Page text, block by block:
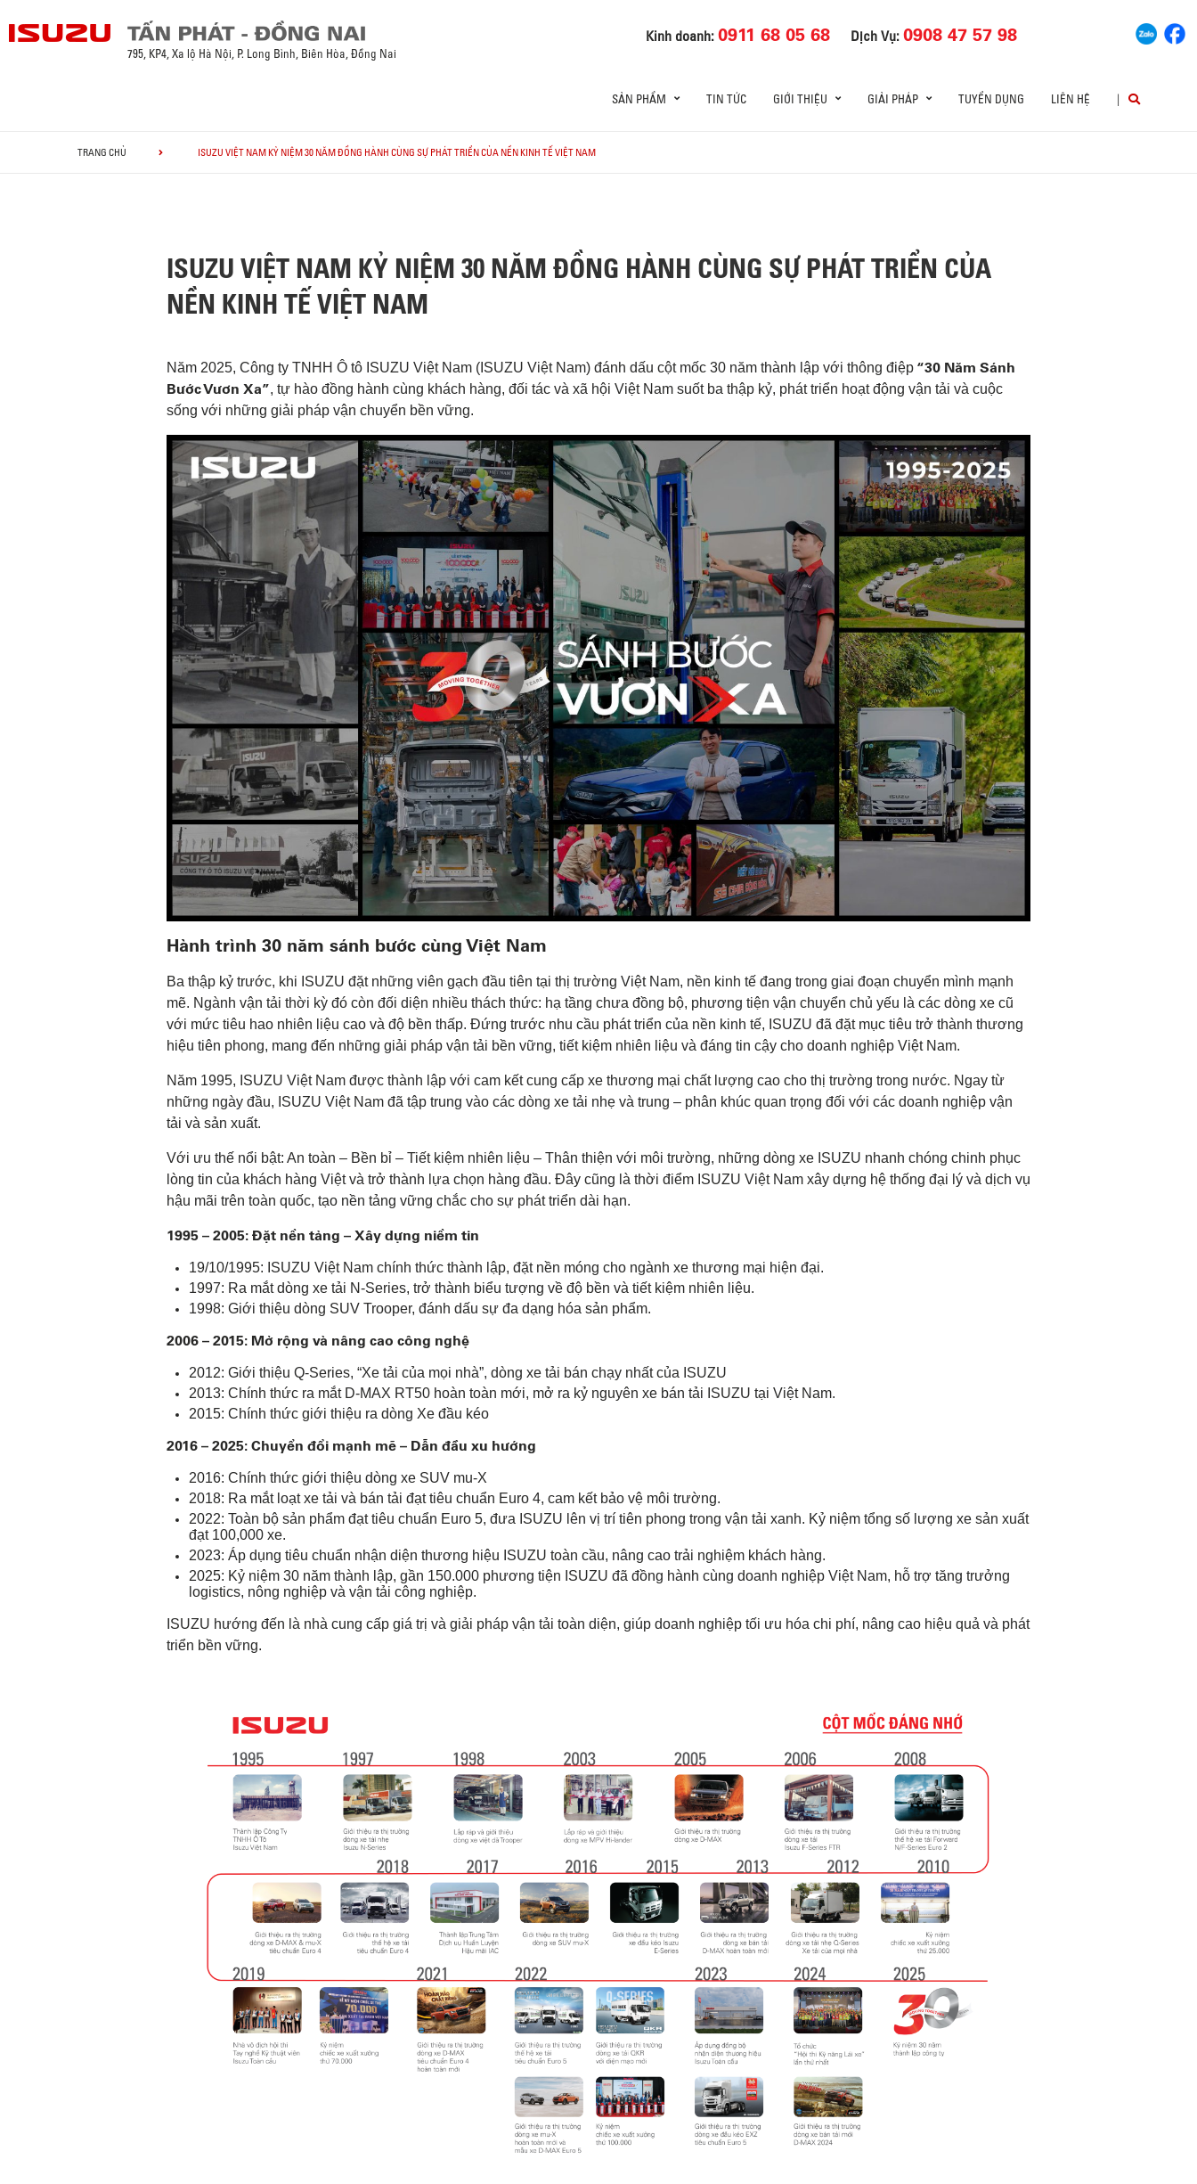
Kinh doanh:0911 68 05 68 Dịch Vụ:0908 47 57 98
795, KP4, Xa lộ Hà Nội, P. Long Bình, Biên Hòa, Đồng Nai
SẢN PHẨM TIN TỨC GIỚI THIỆU GIẢI PHÁP TUYỂN DỤNG LIÊN HỆ |
TRANG CHỦ ISUZU VIỆT NAM KỶ NIỆM 30 NĂM ĐỒNG HÀNH CÙNG SỰ PHÁT TRIỂN CỦA NỀN KINH TẾ VIỆT NAM
ISUZU VIỆT NAM KỶ NIỆM 30 NĂM ĐỒNG HÀNH CÙNG SỰ PHÁT TRIỂN CỦA
NỀN KINH TẾ VIỆT NAM
Năm 2025, Công ty TNHH Ô tô ISUZU Việt Nam ( ISUZU Việt Nam) đánh dấu cột mốc 30 năm thành lập với thông điệp “30 Năm Sánh
BướcVươn Xa”, tự hào đồng hành cùng khách hàng, đối tác và xã hội Việt Nam suốt ba thập kỷ, phát triển hoạt động vận tải và cuộc
sống với những giải pháp vận chuyển bền vững.
Hành trình 30 năm sánh bước cùng Việt Nam
Ba thập kỷ trước, khi ISUZU đặt những viên gạch đầu tiên tại thị trường Việt Nam, nền kinh tế đang trong giai đoạn chuyển mình mạnh
mẽ. Ngành vận tải thời kỳ đó còn đối diện nhiều thách thức: hạ tầng chưa đồng bộ, phương tiện vận chuyển chủ yếu là các dòng xe cũ
với mức tiêu hao nhiên liệu cao và độ bền thấp. Đứng trước nhu cầu phát triển của nền kinh tế, ISUZU đã đặt mục tiêu trở thành thương
hiệu tiên phong, mang đến những giải pháp vận tải bền vững, tiết kiệm nhiên liệu và đáng tin cậy cho doanh nghiệp Việt Nam.
Năm 1995, ISUZU Việt Nam được thành lập với cam kết cung cấp xe thương mại chất lượng cao cho thị trường trong nước. Ngay từ
những ngày đầu, ISUZU Việt Nam đã tập trung vào các dòng xe tải nhẹ và trung – phân khúc quan trọng đối với các doanh nghiệp vận
tải và sản xuất.
Với ưu thế nổi bật: An toàn – Bền bỉ – Tiết kiệm nhiên liệu – Thân thiện với môi trường, những dòng xe ISUZU nhanh chóng chinh phục
lòng tin của khách hàng Việt và trở thành lựa chọn hàng đầu. Đây cũng là thời điểm ISUZU Việt Nam xây dựng hệ thống đại lý và dịch vụ
hậu mãi trên toàn quốc, tạo nền tảng vững chắc cho sự phát triển dài hạn.
1995 – 2005: Đặt nền tảng – Xây dựng niềm tin
19/10/1995: ISUZU Việt Nam chính thức thành lập, đặt nền móng cho ngành xe thương mại hiện đại.
1997: Ra mắt dòng xe tải N-Series, trở thành biểu tượng về độ bền và tiết kiệm nhiên liệu.
1998: Giới thiệu dòng SUV Trooper, đánh dấu sự đa dạng hóa sản phẩm.
2006 – 2015: Mở rộng và nâng cao công nghệ
2012: Giới thiệu Q-Series, “Xe tải của mọi nhà”, dòng xe tải bán chạy nhất của ISUZU
2013: Chính thức ra mắt D-MAX RT50 hoàn toàn mới, mở ra kỷ nguyên xe bán tải ISUZU tại Việt Nam.
2015: Chính thức giới thiệu ra dòng Xe đầu kéo
2016 – 2025: Chuyển đổi mạnh mẽ – Dẫn đầu xu hướng
2016: Chính thức giới thiệu dòng xe SUV mu-X
2018: Ra mắt loạt xe tải và bán tải đạt tiêu chuẩn Euro 4, cam kết bảo vệ môi trường.
2022: Toàn bộ sản phẩm đạt tiêu chuẩn Euro 5, đưa ISUZU lên vị trí tiên phong trong vận tải xanh. Kỷ niệm tổng số lượng xe sản xuất
đạt 100,000 xe.
2023: Áp dụng tiêu chuẩn nhận diện thương hiệu ISUZU toàn cầu, nâng cao trải nghiệm khách hàng.
2025: Kỷ niệm 30 năm thành lập, gần 150.000 phương tiện ISUZU đã đồng hành cùng doanh nghiệp Việt Nam, hỗ trợ tăng trưởng
logistics, nông nghiệp và vận tải công nghiệp.
ISUZU hướng đến là nhà cung cấp giá trị và giải pháp vận tải toàn diện, giúp doanh nghiệp tối ưu hóa chi phí, nâng cao hiệu quả và phát
triển bền vững.